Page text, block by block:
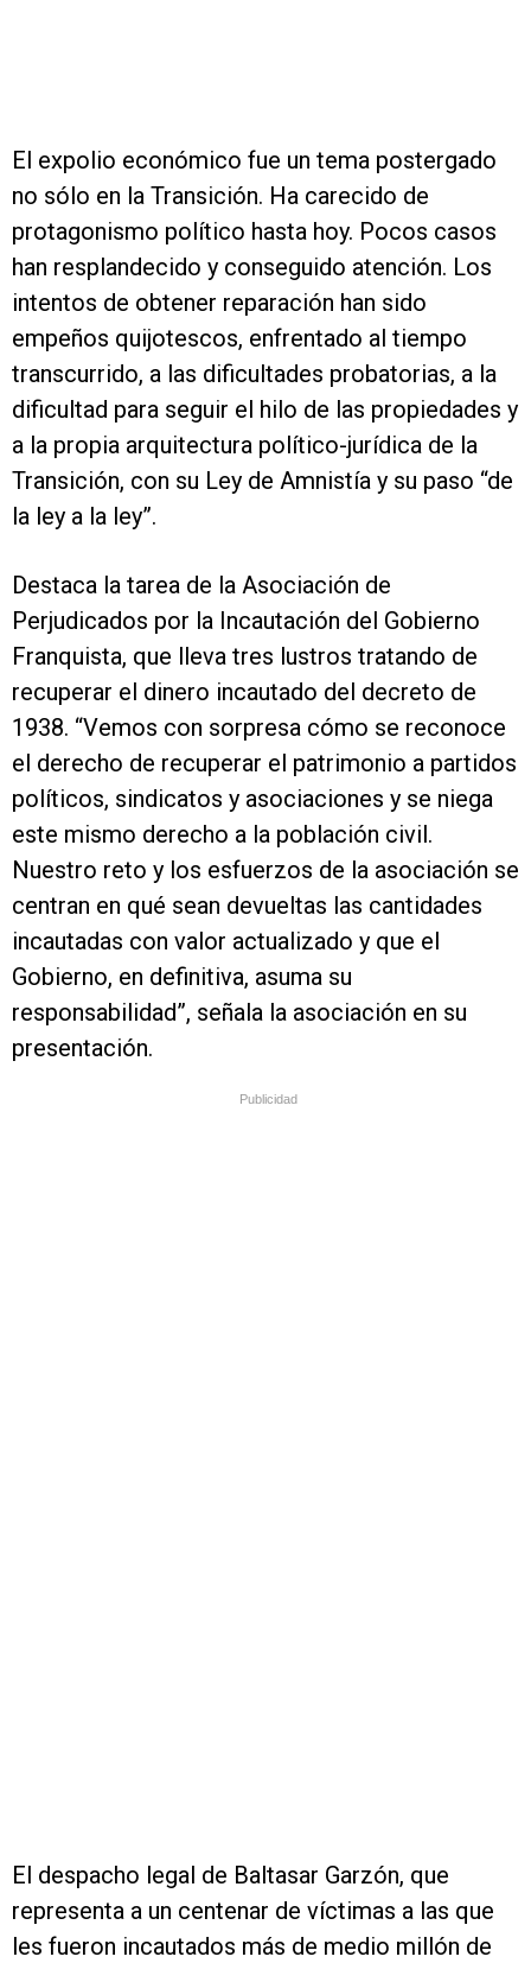
El expolio económico fue un tema postergado
no sólo en la Transición. Ha carecido de
protagonismo político hasta hoy. Pocos casos
han resplandecido y conseguido atención. Los
intentos de obtener reparación han sido
empeños quijotescos, enfrentado al tiempo
transcurrido, a las dificultades probatorias, a la
dificultad para seguir el hilo de las propiedades y
a la propia arquitectura político-jurídica de la
Transición, con su Ley de Amnistía y su paso “de
la ley a la ley”.
Destaca la tarea de la Asociación de
Perjudicados por la Incautación del Gobierno
Franquista, que lleva tres lustros tratando de
recuperar el dinero incautado del decreto de
1938. “Vemos con sorpresa cómo se reconoce
el derecho de recuperar el patrimonio a partidos
políticos, sindicatos y asociaciones y se niega
este mismo derecho a la población civil.
Nuestro reto y los esfuerzos de la asociación se
centran en qué sean devueltas las cantidades
incautadas con valor actualizado y que el
Gobierno, en definitiva, asuma su
responsabilidad”, señala la asociación en su
presentación.
Publicidad
El despacho legal de Baltasar Garzón, que
representa a un centenar de víctimas a las que
les fueron incautados más de medio millón de